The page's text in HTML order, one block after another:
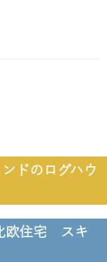
ドのログハウ
欧住宅 スキ